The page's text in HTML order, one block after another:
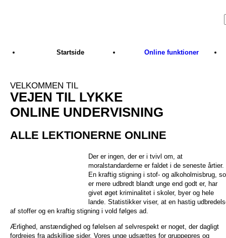
Startside Online funktioner
VELKOMMEN TIL
VEJEN TIL LYKKE
ONLINE UNDERVISNING
ALLE LEKTIONERNE ONLINE
Der er ingen, der er i tvivl om, at
moralstandarderne er faldet i de seneste årtier.
En kraftig stigning i stof- og alkoholmisbrug,
er mere udbredt blandt unge end godt er, har
givet øget kriminalitet i skoler, byer og hele
lande. Statistikker viser, at en hastig
af stoffer og en kraftig stigning i vold følges ad.
Ærlighed, anstændighed og følelsen af selvrespekt er noget, der dagligt
fordrejes fra adskillige sider. Vores unge udsættes for gruppepres og